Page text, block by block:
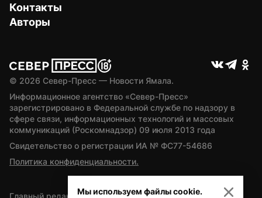
Контакты
Авторы
© 2026 Север-Пресс — Новости Ямала.
Информационное агентство «Север-Пресс»
зарегистрировано в Федеральной службе по надзору в
сфере связи, информационных технологий и массовых
коммуникаций (Роскомнадзор) 09 июля 2013 года
Свидетельство о регистрации ИА № ФС77-54686
Политика конфиденциальности.
Главный редактор — А.Л. Поздеев
Мы используем файлы cookie.